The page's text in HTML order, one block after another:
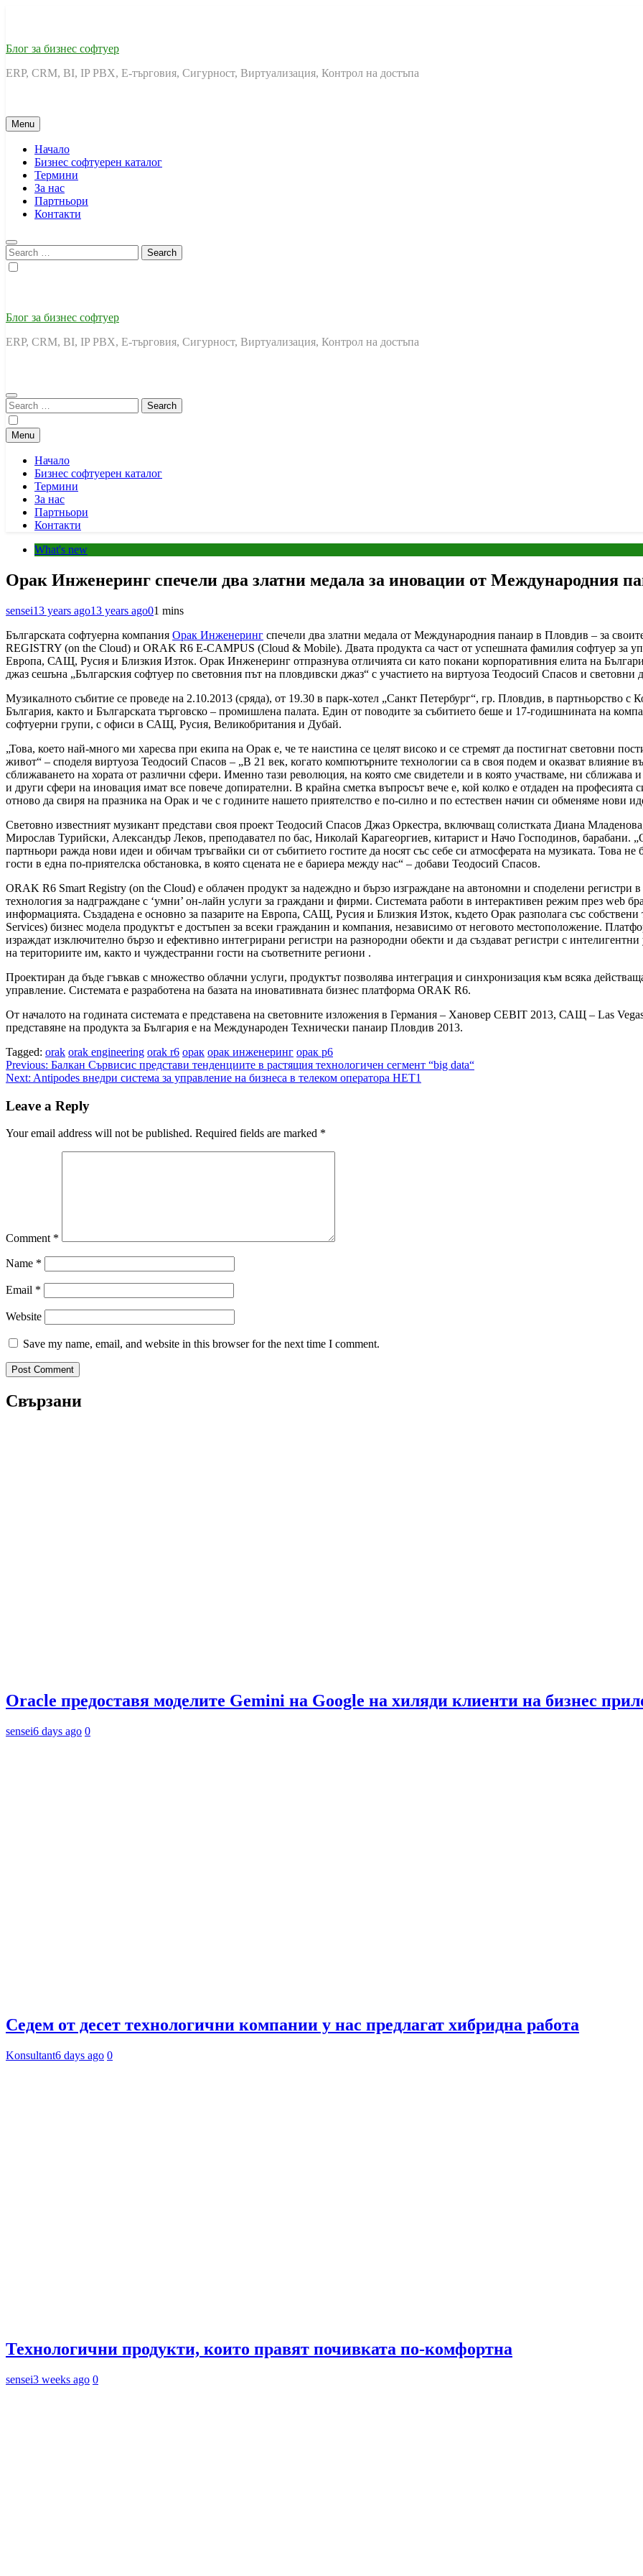
Блог за бизнес софтуер
ERP, CRM, BI, IP PBX, Е-търговия, Сигурност, Виртуализация, Контрол на достъпа
Menu
Начало
Бизнес софтуерен каталог
Термини
За нас
Партньори
Контакти
Search
for:
Блог за бизнес софтуер
ERP, CRM, BI, IP PBX, Е-търговия, Сигурност, Виртуализация, Контрол на достъпа
Search
for:
Menu
Начало
Бизнес софтуерен каталог
Термини
За нас
Партньори
Контакти
What's new
Орак Инженеринг спечели два златни медала за иновации от Международния
sensei13 years ago13 years ago01 mins
Българската софтуерна компания Орак Инженеринг спечели два златни медала от Международния панаир в Пловдив – за
REGISTRY (on the Cloud) и ORAK R6 E-CAMPUS (Cloud & Mobile). Двата продукта са част от успешната фамилия софтуер за
Европа, САЩ, Русия и Близкия Изток. Орак Инженеринг отпразнува отличията си като покани корпоративния елита на
джаз сешъна „Българския софтуер по световния път на пловдивски джаз“ с участието на виртуоза Теодосий Спасов и световни
Музикалното събитие се проведе на 2.10.2013 (сряда), от 19.30 в парк-хотел „Санкт Петербург“, гр. Пловдив, в партньорство с
България, както и Българската търговско – промишлена палата. Един от поводите за събитието беше и 17-годишнината на
софтуерни групи, с офиси в САЩ, Русия, Великобритания и Дубай.
„Това, което най-много ми харесва при екипа на Орак е, че те наистина се целят високо и се стремят да постигнат световни
живот“ – споделя виртуоза Теодосий Спасов – „В 21 век, когато компютърните технологии са в своя подем и оказват влияние
сближаването на хората от различни сфери. Именно тази революция, на която сме свидетели и в която участваме, ни сближава
и други сфери на иновация имат все повече допирателни. В крайна сметка въпросът вече е, кой колко е отдаден на професията
отново да свиря на празника на Орак и че с годините нашето приятелство е по-силно и по естествен начин си обменяме нови
Световно известният музикант представи своя проект Теодосий Спасов Джаз Оркестра, включващ солистката Диана
Мирослав Турийски, Александър Леков, преподавател по бас, Николай Карагеоргиев, китарист и Начо Господинов, барабани.
партньори ражда нови идеи и обичам тръгвайки си от събитието гостите да носят със себе си атмосферата на музиката. Това
гости в една по-приятелска обстановка, в която сцената не е бариера между нас“ – добави Теодосий Спасов.
ORAK R6 Smart Registry (on the Cloud) e oблачен продукт за надеждно и бързо изграждане на автономни и споделени регистри
технология за надграждане с ‘умни’ он-лайн услуги за граждани и фирми. Системата работи в интерактивен режим през web
информацията. Създадена е основно за пазарите на Европа, САЩ, Русия и Близкия Изток, където Орак разполага със собствени
Services) бизнес модела продуктът е достъпен за всеки гражданин и компания, независимо от неговото местоположение.
израждат изключително бързо и ефективно интегрирани регистри на разнородни обекти и да създават регистри с
на териториите им, както и чуждестранни гости на съответните региони .
Проектиран да бъде гъвкав с множество облачни услуги, продуктът позволява интеграция и синхронизация към всяка
управление. Системата е разработена на базата на иновативната бизнес платформа ORAK R6.
От началото на годината системата е представена на световните изложения в Германия – Хановер CEBIT 2013, САЩ – Las
представяне на продукта за България е на Международен Технически панаир Пловдив 2013.
Tagged: orak orak engineering orak r6 орак орак инженеринг орак р6
Post
navigation
Previous: Балкан Сървисис представи тенденциите в растящия технологичен сегмент “big data“
Next: Antipodes внедри система за управление на бизнеса в телеком оператора НЕТ1
Leave a Reply
Your email address will not be published. Required fields are marked *
Comment *
Name *
Email *
Website
Save my name, email, and website in this browser for the next time I comment.
Свързани
Oracle предоставя моделите Gemini на Google на хиляди клиенти на бизнес
sensei6 days ago 0
Седем от десет технологични компании у нас предлагат хибридна работа
Konsultant6 days ago 0
Технологични продукти, които правят почивката по-комфортна
sensei3 weeks ago 0